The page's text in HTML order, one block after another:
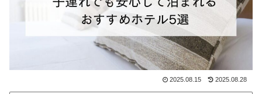
2025.08.15 2025.08.28